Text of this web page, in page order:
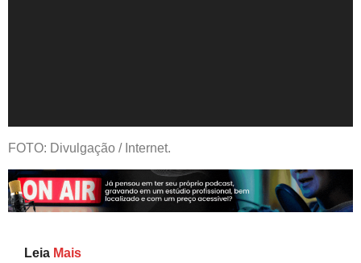
FOTO: Divulgação / Internet.
Leia Mais